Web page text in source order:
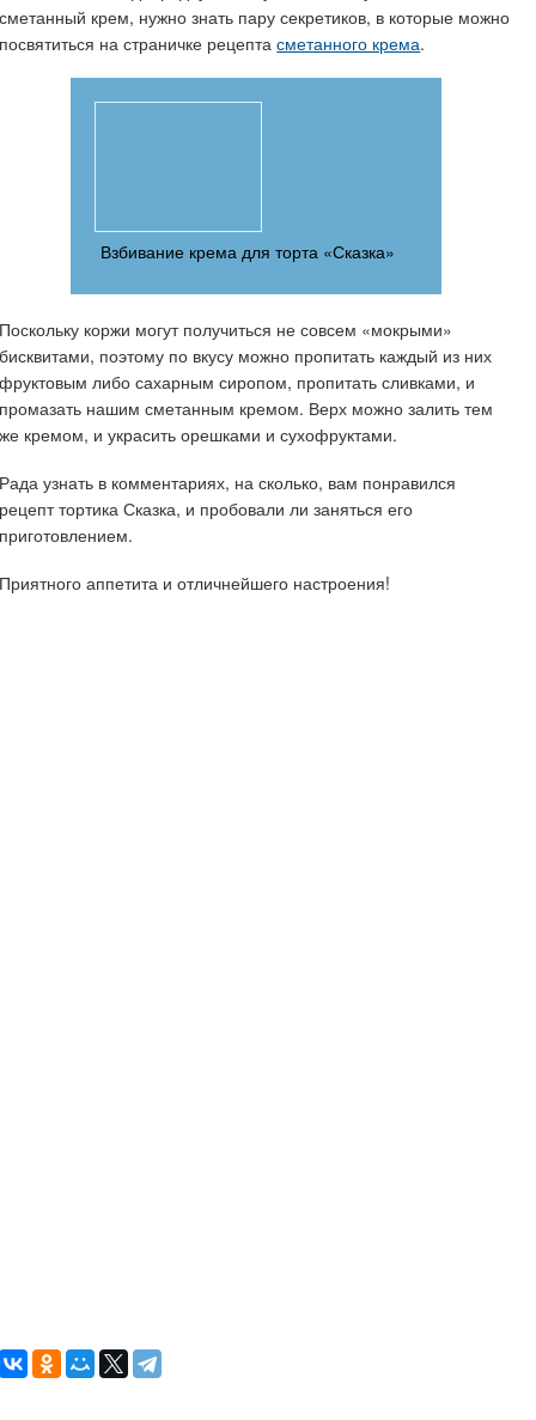
сметанный крем, нужно знать пару секретиков, в которые можно
посвятиться на страничке рецептасметанного крема.
Взбивание крема для торта «Сказка»
Поскольку коржи могут получиться не совсем «мокрыми»
бисквитами, поэтому по вкусу можно пропитать каждый из них
фруктовым либо сахарным сиропом, пропитать сливками, и
промазать нашим сметанным кремом. Верх можно залить тем
же кремом, и украсить орешками и сухофруктами.
Рада узнать в комментариях, на сколько, вам понравился
рецепт тортика Сказка, и пробовали ли заняться его
приготовлением.
Приятного аппетита и отличнейшего настроения!